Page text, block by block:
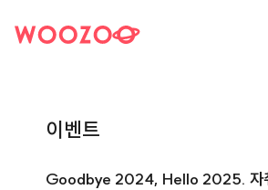
이벤트
Goodbye 2024, Hello 2025. 자